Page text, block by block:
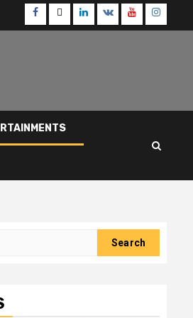
Facebook
TwitterLinkedin
VK Youtube